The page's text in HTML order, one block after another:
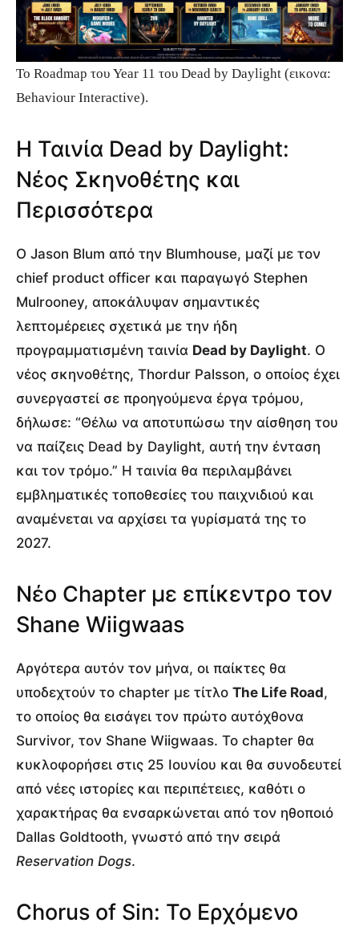
Το Roadmap του Year 11 του Dead by Daylight (εικονα:
Behaviour Interactive).
Η Ταινία Dead by Daylight:
Νέος Σκηνοθέτης και
Περισσότερα
Ο Jason Blum από την Blumhouse, μαζί με τον
chief product officer και παραγωγό Stephen
Mulrooney, αποκάλυψαν σημαντικές
λεπτομέρειες σχετικά με την ήδη
προγραμματισμένη ταινία Dead by Daylight. Ο
νέος σκηνοθέτης, Thordur Palsson, ο οποίος έχει
συνεργαστεί σε προηγούμενα έργα τρόμου,
δήλωσε: “Θέλω να αποτυπώσω την αίσθηση του
να παίζεις Dead by Daylight, αυτή την ένταση
και τον τρόμο.” Η ταινία θα περιλαμβάνει
εμβληματικές τοποθεσίες του παιχνιδιού και
αναμένεται να αρχίσει τα γυρίσματά της το
2027.
Νέο Chapter με επίκεντρο τον
Shane Wiigwaas
Αργότερα αυτόν τον μήνα, οι παίκτες θα
υποδεχτούν το chapter με τίτλο The Life Road,
το οποίος θα εισάγει τον πρώτο αυτόχθονα
Survivor, τον Shane Wiigwaas. Το chapter θα
κυκλοφορήσει στις 25 Ιουνίου και θα συνοδευτεί
από νέες ιστορίες και περιπέτειες, καθότι ο
χαρακτήρας θα ενσαρκώνεται από τον ηθοποιό
Dallas Goldtooth, γνωστό από την σειρά
Reservation Dogs.
Chorus of Sin: Το Ερχόμενο